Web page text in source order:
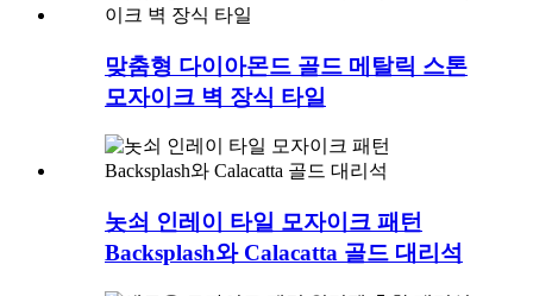
맞춤형 다이아몬드 골드 메탈릭 스톤
모자이크 벽 장식 타일
놋쇠 인레이 타일 모자이크 패턴
Backsplash와 Calacatta 골드 대리석